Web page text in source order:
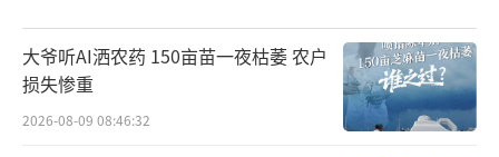
大爷听AI洒农药 150亩苗一夜枯萎 农户
损失惨重
2026-08-09 08:46:32